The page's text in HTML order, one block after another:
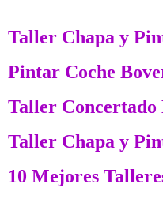
Taller Chapa y
Pintar Coche
Taller Concertado
Taller Chapa y
10 Mejores